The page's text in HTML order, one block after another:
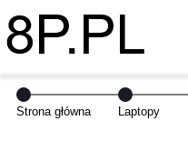
Strona główna Laptopy